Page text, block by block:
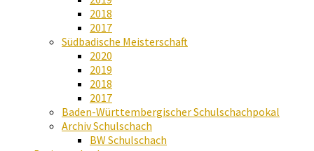
2018
2017
Südbadische Meisterschaft
2020
2019
2018
2017
Baden-Württembergischer Schulschachpokal
Archiv Schulschach
BW Schulschach